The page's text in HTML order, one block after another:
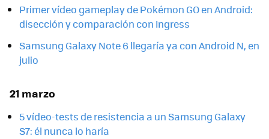
Primer vídeo gameplay de Pokémon GO en Android:
disección y comparación con Ingress
Samsung Galaxy Note 6 llegaría ya con Android N, en
julio
21 marzo
5 vídeo-tests de resistencia a un Samsung Galaxy
S7: él nunca lo haría